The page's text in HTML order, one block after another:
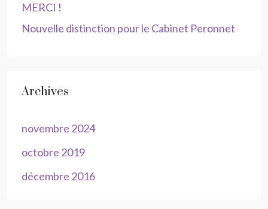
MERCI !
Nouvelle distinction pour le Cabinet Peronnet
Archives
novembre 2024
octobre 2019
décembre 2016